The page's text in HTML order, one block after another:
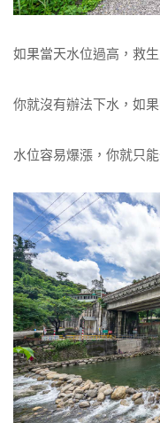
如果當天水位過高，救
你就沒有辦法下水，如
水位容易爆漲，你就只